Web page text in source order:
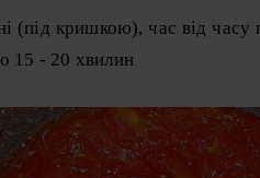
(під кришкою), час від
15 - 20 хвилин